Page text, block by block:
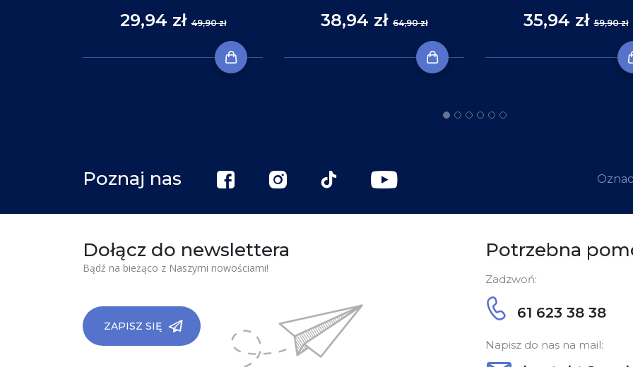
29,94 zł49,90 zł 38,94 zł 64,90 zł 35,94 zł59,90 zł
Poznaj nas
Dołącz do newslettera
Bądź na bieżąco z Naszymi nowościami!
ZAPISZ SIĘ
Potrzebna
Zadzwoń:
61 623 38 38
Napisz do nas na mail: